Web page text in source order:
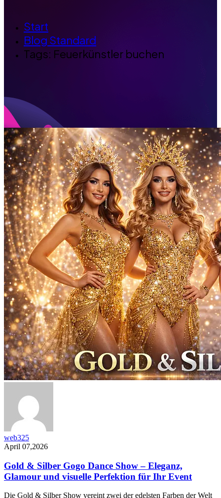
Start
Blog Standard
Tags: Feuerkünstler buchen
web325
April 07,2026
Gold & Silber Gogo Dance Show – Eleganz,
Glamour und visuelle Perfektion für Ihr Event
Die Gold & Silber Show vereint zwei der edelsten Farben der Welt